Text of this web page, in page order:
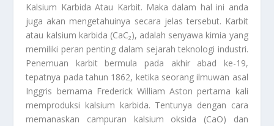
Kalsium Karbida Atau Karbit. Maka dalam hal ini anda
juga akan mengetahuinya secara jelas tersebut. Karbit
atau kalsium karbida (CaC₂), adalah senyawa kimia yang
memiliki peran penting dalam sejarah teknologi industri.
Penemuan karbit bermula pada akhir abad ke-19,
tepatnya pada tahun 1862, ketika seorang ilmuwan asal
Inggris bernama Frederick William Aston pertama kali
memproduksi kalsium karbida. Tentunya dengan cara
memanaskan campuran kalsium oksida (CaO) dan